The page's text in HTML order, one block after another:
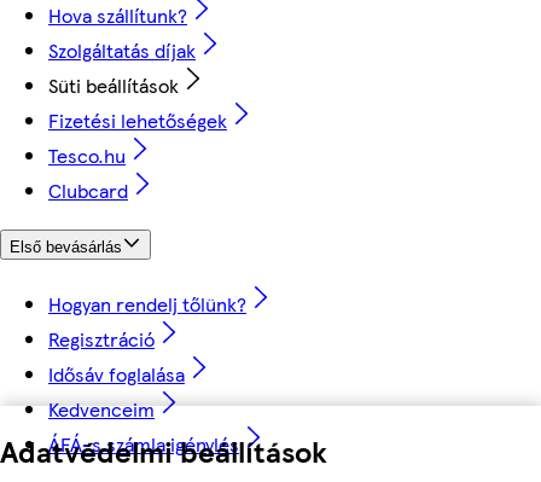
Adatvédelmi beállítások
Hova szállítunk?
Szolgáltatás díjak
Süti beállítások
Fizetési lehetőségek
Tesco.hu
Clubcard
Első bevásárlás
Hogyan rendelj tőlünk?
Regisztráció
Idősáv foglalása
Kedvenceim
ÁFÁ-s számla igénylés